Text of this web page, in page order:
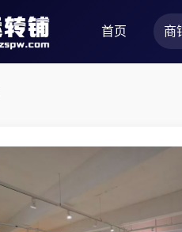
首页 商